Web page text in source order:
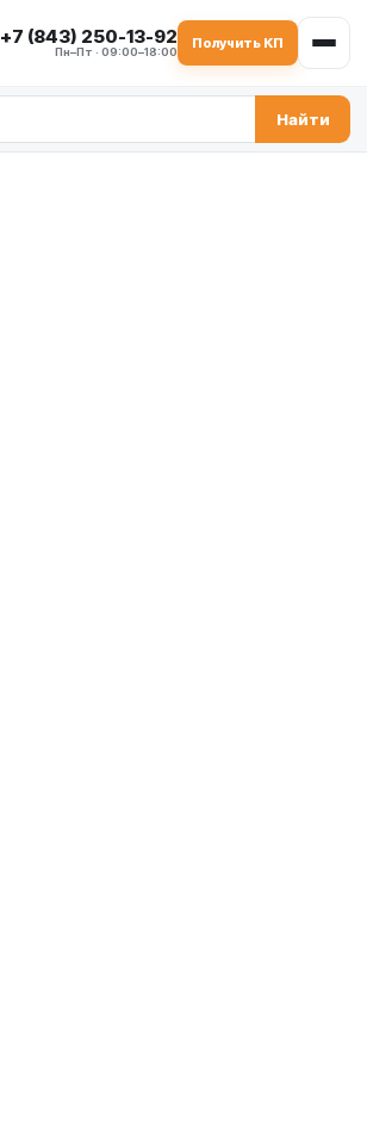
+7 (843) 250-13-92
Пн–Пт · 09:00–18:00
Получить КП
Найти